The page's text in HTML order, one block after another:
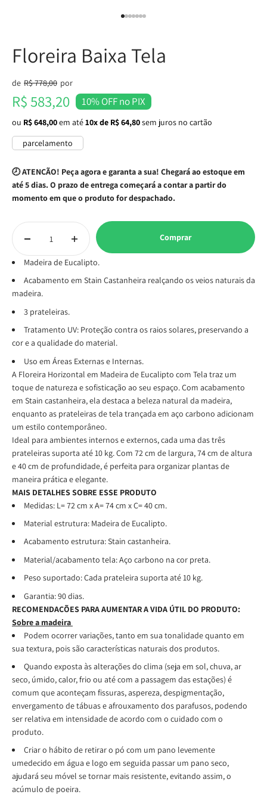
Floreira Baixa Tela
Preço normal
de R$ 778,00 por
Preço promocional
R$ 583,20 10% OFF no PIX
ou R$ 648,00em até10x de R$ 64,80sem juros no cartão
parcelamento
🕗 ATENÇÃO! Peça agora e garanta a sua! Chegará ao estoque em
até 5 dias. O prazo de entrega começará a contar a partir do
momento em que o produto for despachado.
Comprar
Madeira de Eucalipto.
Acabamento em Stain Castanheira realçando os veios naturais da
madeira.
3 prateleiras.
Tratamento UV: Proteção contra os raios solares, preservando a
cor e a qualidade do material.
Uso em Áreas Externas e Internas.
A Floreira Horizontal em Madeira de Eucalipto com Tela traz um
toque de natureza e sofisticação ao seu espaço. Com acabamento
em Stain castanheira, ela destaca a beleza natural da madeira,
enquanto as prateleiras de tela trançada em aço carbono adicionam
um estilo contemporâneo.
Ideal para ambientes internos e externos, cada uma das três
prateleiras suporta até 10 kg. Com 72 cm de largura, 74 cm de altura
e 40 cm de profundidade, é perfeita para organizar plantas de
maneira prática e elegante.
MAIS DETALHES SOBRE ESSE PRODUTO
Medidas: L= 72 cm x A= 74 cm x C= 40 cm.
Material estrutura: Madeira de Eucalipto.
Acabamento estrutura: Stain castanheira.
Material/acabamento tela: Aço carbono na cor preta.
Peso suportado: Cada prateleira suporta até 10 kg.
Garantia: 90 dias.
RECOMENDAÇÕES PARA AUMENTAR A VIDA ÚTIL DO PRODUTO:
Sobre a madeira
Podem ocorrer variações, tanto em sua tonalidade quanto em
sua textura, pois são características naturais dos produtos.
Quando exposta às alterações do clima (seja em sol, chuva, ar
seco, úmido, calor, frio ou até com a passagem das estações) é
comum que aconteçam fissuras, aspereza, despigmentação,
envergamento de tábuas e afrouxamento dos parafusos, podendo
ser relativa em intensidade de acordo com o cuidado com o
produto.
Criar o hábito de retirar o pó com um pano levemente
umedecido em água e logo em seguida passar um pano seco,
ajudará seu móvel se tornar mais resistente, evitando assim, o
acúmulo de poeira.